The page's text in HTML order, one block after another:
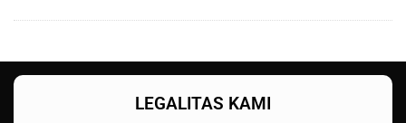
LEGALITAS KAMI